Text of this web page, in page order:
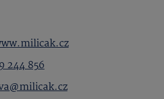
244 856